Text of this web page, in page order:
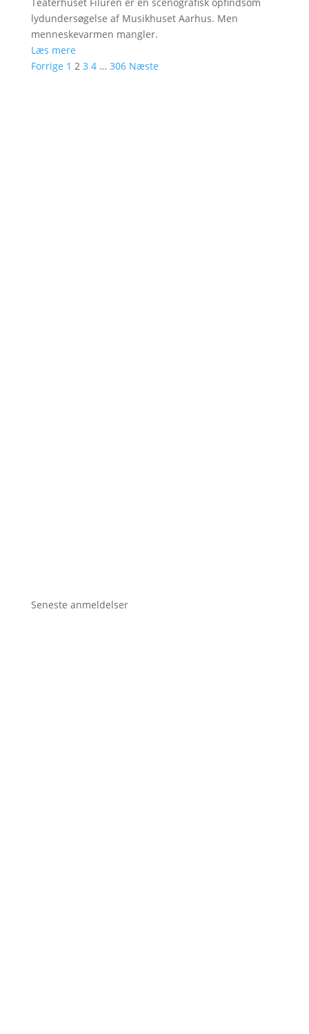
lydundersøgelse af Musikhuset Aarhus. Men
menneskevarmen mangler.
Læs mere
Forrige 1 2 3 4 … 306 Næste
Seneste anmeldelser